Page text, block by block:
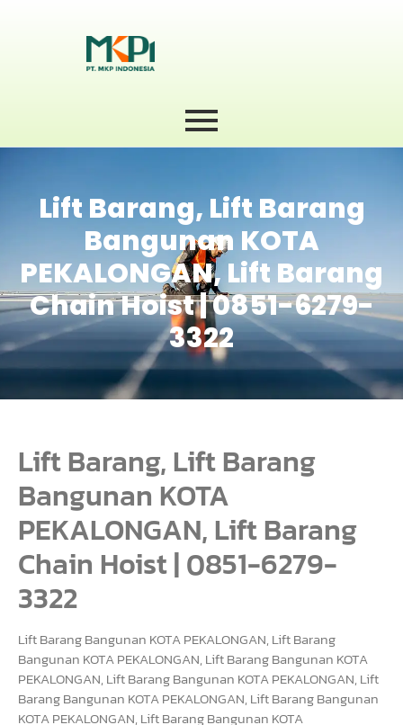
Lift Barang, Lift Barang
Bangunan KOTA
PEKALONGAN, Lift Barang
Chain Hoist | 0851-6279-
3322
Lift Barang, Lift Barang
Bangunan KOTA
PEKALONGAN, Lift Barang
Chain Hoist | 0851-6279-
3322
Lift Barang Bangunan KOTA PEKALONGAN, Lift Barang
Bangunan KOTA PEKALONGAN, Lift Barang Bangunan KOTA
PEKALONGAN, Lift Barang Bangunan KOTA PEKALONGAN, Lift
Barang Bangunan KOTA PEKALONGAN, Lift Barang Bangunan
KOTA PEKALONGAN, Lift Barang Bangunan KOTA